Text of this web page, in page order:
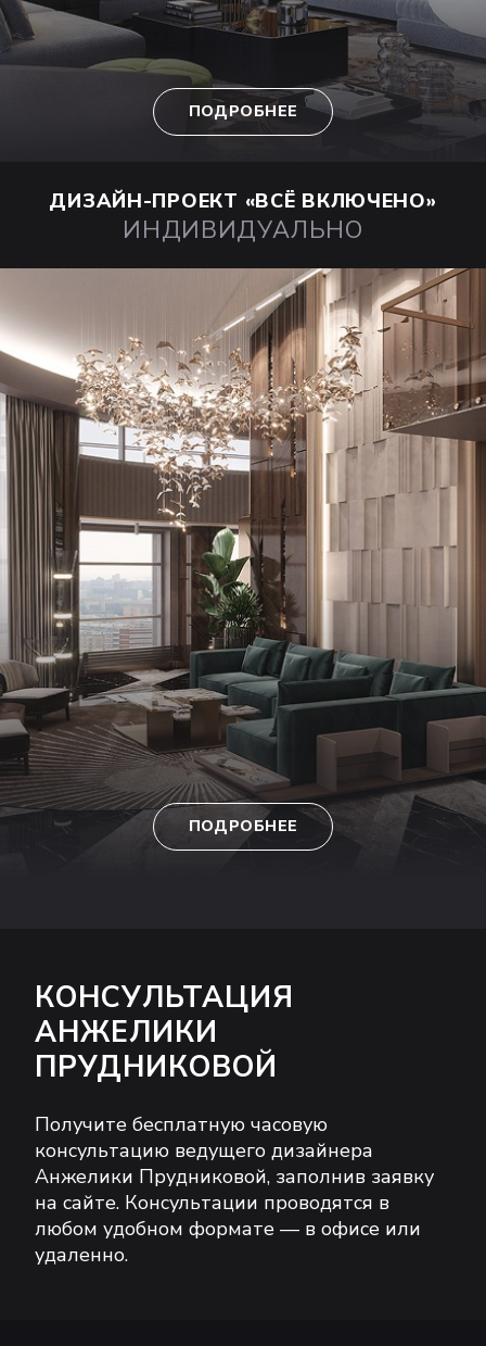
ПОДРОБНЕЕ
ДИЗАЙН-ПРОЕКТ «ВСЁ ВКЛЮЧЕНО»
ИНДИВИДУАЛЬНО
ПОДРОБНЕЕ
КОНСУЛЬТАЦИЯ
АНЖЕЛИКИ
ПРУДНИКОВОЙ
Получите бесплатную часовую
консультацию ведущего дизайнера
Анжелики Прудниковой, заполнив заявку
на сайте. Консультации проводятся в
любом удобном формате — в офисе или
удаленно.